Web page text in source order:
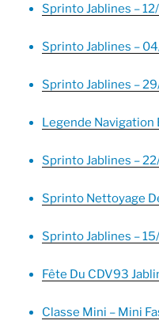
Sprinto Jablines –
Sprinto Jablines –
Sprinto Jablines –
Legende Navigation
Sprinto Jablines –
Sprinto Nettoyage
Sprinto Jablines –
Fête Du CDV93
Classe Mini – Mini